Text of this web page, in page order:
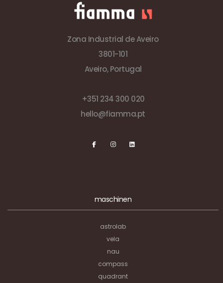
Zona Industrial de Aveiro
3801-101
Aveiro, Portugal
+351 234 300 020
hello@fiamma.pt
maschinen
astrolab
vela
nau
compass
quadrant